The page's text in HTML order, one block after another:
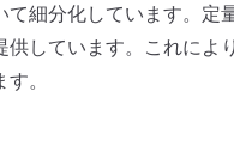
て細分化しています。
供しています。これに
。